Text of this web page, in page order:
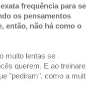
frequência para se
os pensamentos
então, não há como o
muito lentas se
querem. E ao
"pediram", como a